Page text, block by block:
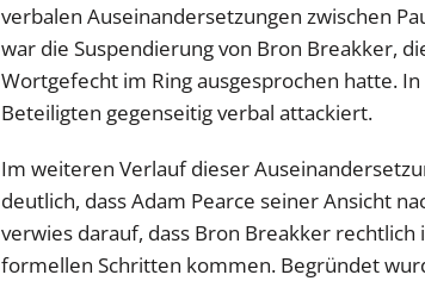
verbalen Auseinandersetzungen zwischen
war die Suspendierung von Bron Breakker,
Wortgefecht im Ring ausgesprochen hatte.
Beteiligten gegenseitig verbal attackiert.
Im weiteren Verlauf dieser
deutlich, dass Adam Pearce seiner Ansicht
verwies darauf, dass Bron Breakker
formellen Schritten kommen. Begründet